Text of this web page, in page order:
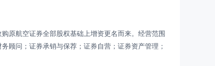
原航空证券全部股权基础上增资更名而来。经营范围
顾问；证券承销与保荐；证券自营；证券资产管理；